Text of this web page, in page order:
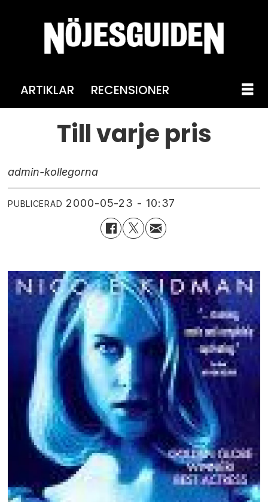
ARTIKLAR RECENSIONER
Till varje pris
admin-kollegorna
PUBLICERAD 2000-05-23 - 10:37